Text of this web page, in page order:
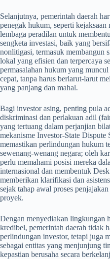
Selanjutnya, pemerintah daerah
penegak hukum, seperti kejaksaan
lembaga peradilan untuk
sengketa investasi, baik yang
nonlitigasi, termasuk membangun
lokal yang efisien dan terpercaya
permasalahan hukum yang muncul
cepat, tanpa harus berlarut-larut
yang panjang dan mahal.
Bagi investor asing, penting pula
diskriminasi dan perlakuan adil
yang tertuang dalam perjanjian
mekanisme Investor-State Dispute
memastikan perlindungan hukum
sewenang-wenang negara; oleh
perlu memahami posisi mereka
internasional dan membentuk
memberikan klarifikasi dan
sejak tahap awal proses
proyek.
Dengan menyediakan lingkungan
kredibel, pemerintah daerah tidak
perlindungan investor, tetapi juga
sebagai entitas yang menjunjung
kepastian berusaha secara